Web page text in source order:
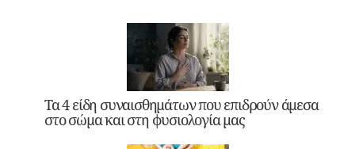
Τα 4 είδη συναισθημάτων που επιδρούν άμεσα
στο σώμα και στη φυσιολογία μας